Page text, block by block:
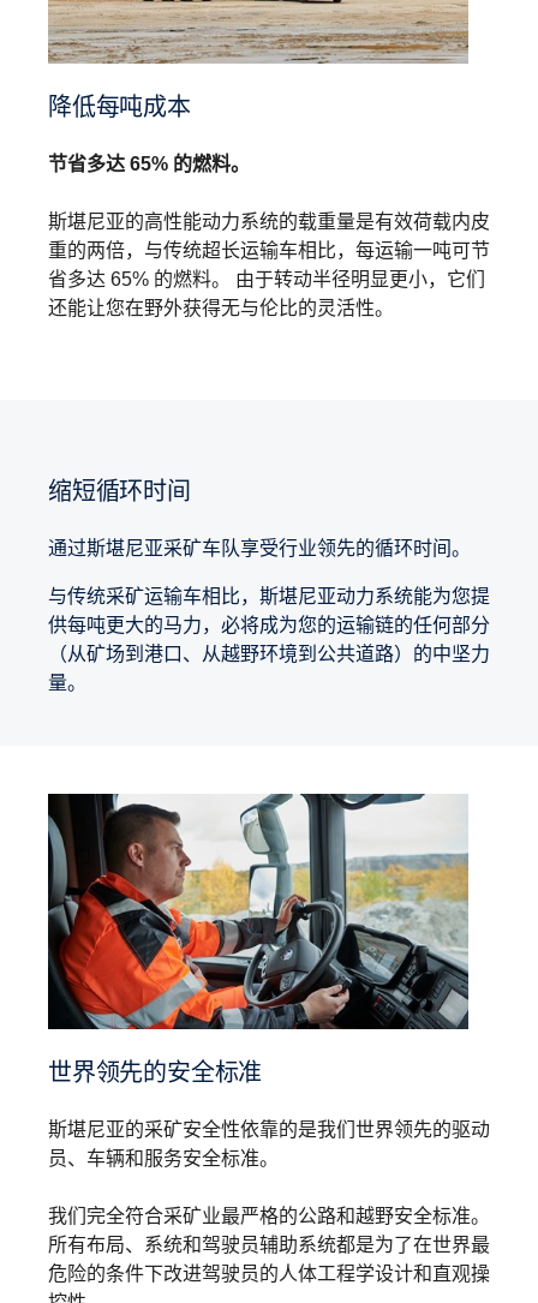
降低每吨成本
节省多达 65% 的燃料。
斯堪尼亚的高性能动力系统的载重量是有效荷载内皮
重的两倍，与传统超长运输车相比，每运输一吨可节
省多达 65% 的燃料。 由于转动半径明显更小，它们
还能让您在野外获得无与伦比的灵活性。
缩短循环时间
通过斯堪尼亚采矿车队享受行业领先的循环时间。
与传统采矿运输车相比，斯堪尼亚动力系统能为您提
供每吨更大的马力，必将成为您的运输链的任何部分
（从矿场到港口、从越野环境到公共道路）的中坚力
量。
世界领先的安全标准
斯堪尼亚的采矿安全性依靠的是我们世界领先的驱动
员、车辆和服务安全标准。
我们完全符合采矿业最严格的公路和越野安全标准。
所有布局、系统和驾驶员辅助系统都是为了在世界最
危险的条件下改进驾驶员的人体工程学设计和直观操